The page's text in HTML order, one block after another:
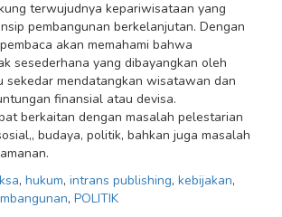
terwujudnya kepariwisataan yang
pembangunan berkelanjutan. Dengan
akan memahami bahwa
sesederhana yang dibayangkan oleh
sekedar mendatangkan wisatawan dan
finansial atau devisa.
berkaitan dengan masalah pelestarian
budaya, politik, bahkan juga masalah
, hukum, intrans publishing, kebijakan,
, POLITIK